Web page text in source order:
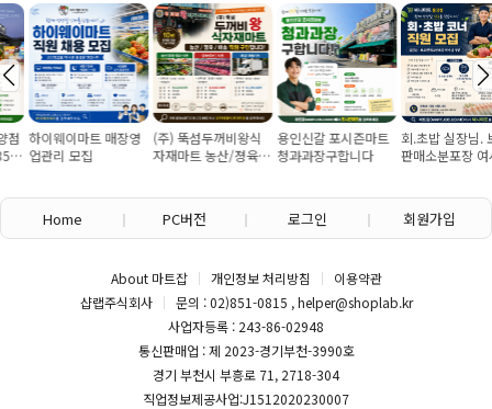
하이웨이마트 매장영
업관리 모집
(주) 뚝섬두꺼비왕식
자재마트 농산/졍육/
용인신갈 포시즌마트
청과과장구합니다
회.초밥 실장님. 보조
판매소분포장 여사님
Home PC버전 로그인 회원가입
About 마트잡 개인정보 처리방침
이용약관
샵랩주식회사
문의 : 02)851-0815 , helper@shoplab.kr
사업자등록 : 243-86-02948
통신판매업 : 제 2023-경기부천-3990호
경기 부천시 부흥로 71, 2718-304
직업정보제공사업:J1512020230007